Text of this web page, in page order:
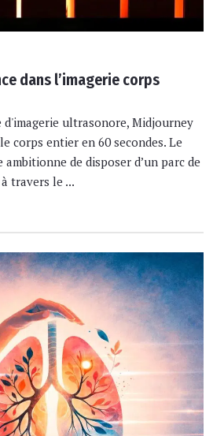
dans l’imagerie corps
d'imagerie ultrasonore, Midjourney
corps entier en 60 secondes. Le
de disposer d’un parc de
travers le ...